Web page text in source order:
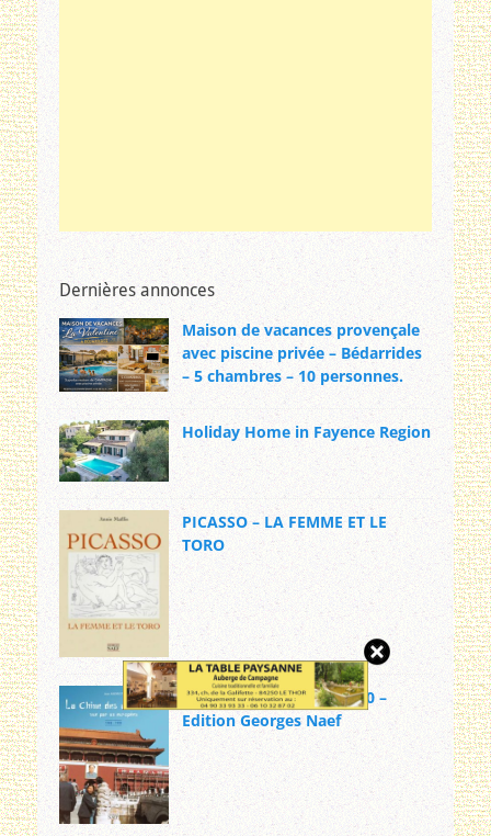
Dernières annonces
Maison de vacances provençale
avec piscine privée – Bédarrides
– 5 chambres – 10 personnes.
Holiday Home in Fayence Region
PICASSO – LA FEMME ET LE
TORO
LA CHINE DES ANNEES 80 –
Edition Georges Naef